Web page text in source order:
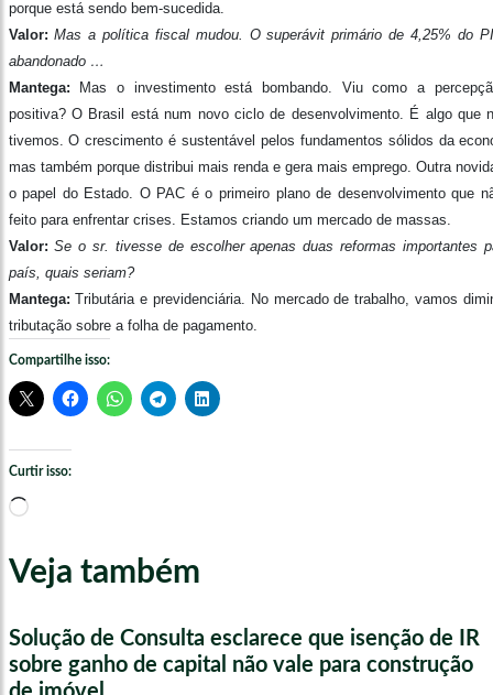
porque está sendo bem-sucedida.
Valor: Mas a política fiscal mudou. O superávit primário de 4,25% do
abandonado …
Mantega: Mas o investimento está bombando. Viu como a
positiva? O Brasil está num novo ciclo de desenvolvimento. É algo que
tivemos. O crescimento é sustentável pelos fundamentos sólidos da
mas também porque distribui mais renda e gera mais emprego. Outra
o papel do Estado. O PAC é o primeiro plano de desenvolvimento que
feito para enfrentar crises. Estamos criando um mercado de massas.
Valor: Se o sr. tivesse de escolher apenas duas reformas importantes
país, quais seriam?
Mantega: Tributária e previdenciária. No mercado de trabalho, vamos
tributação sobre a folha de pagamento.
Compartilhe isso:
Curtir isso:
Carregando...
Veja também
Solução de Consulta esclarece que isenção de IR
sobre ganho de capital não vale para construção